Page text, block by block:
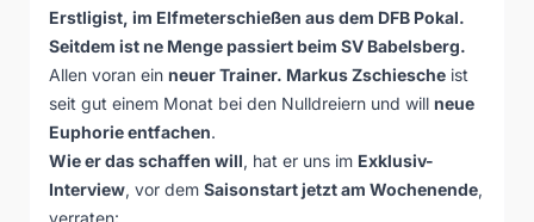
Erstligist, im Elfmeterschießen aus dem DFB Pokal.
Seitdem ist ne Menge passiert beim SV Babelsberg.
Allen voran ein neuer Trainer. Markus Zschiesche ist
seit gut einem Monat bei den Nulldreiern und will neue
Euphorie entfachen.
Wie er das schaffen will, hat er uns im Exklusiv-
Interview, vor dem Saisonstart jetzt am Wochenende,
verraten: